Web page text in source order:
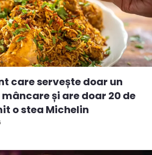
care servește doar un
și are doar 20 de
o stea Michelin